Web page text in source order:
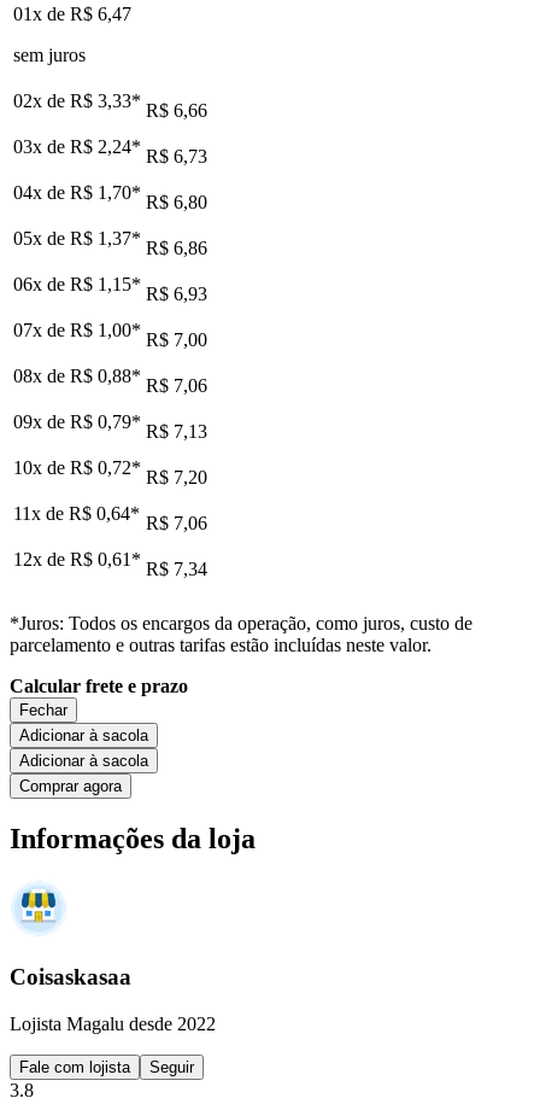
01x de R$ 6,47
sem juros
02x de R$ 3,33* R$ 6,66
03x de R$ 2,24* R$ 6,73
04x de R$ 1,70* R$ 6,80
05x de R$ 1,37* R$ 6,86
06x de R$ 1,15* R$ 6,93
07x de R$ 1,00* R$ 7,00
08x de R$ 0,88* R$ 7,06
09x de R$ 0,79* R$ 7,13
10x de R$ 0,72* R$ 7,20
11x de R$ 0,64* R$ 7,06
12x de R$ 0,61 * R$ 7,34
*Juros: Todos os encargos da operação, como juros, custo de
parcelamento e outras tarifas estão incluídas neste valor.
Calcular frete e prazo
Fechar
Adicionar à sacola
Adicionar à sacola
Comprar agora
Informações da loja
Coisaskasaa
Lojista Magalu desde 2022
Fale com lojista Seguir
3.8